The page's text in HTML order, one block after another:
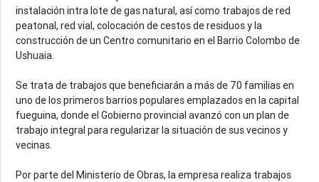
instalación intra lote de gas natural, así como trabajos de red
peatonal, red vial, colocación de cestos de residuos y la
construcción de un Centro comunitario en el Barrio Colombo de
Ushuaia.
Se trata de trabajos que beneficiarán a más de 70 familias en
uno de los primeros barrios populares emplazados en la capital
fueguina, donde el Gobierno provincial avanzó con un plan de
trabajo integral para regularizar la situación de sus vecinos y
vecinas.
Por parte del Ministerio de Obras, la empresa realiza trabajos